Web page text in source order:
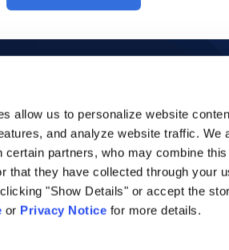
allow us to personalize website
and analyze website traffic. We
partners, who may combine
that they have collected through your
"Show Details" or accept the
or Privacy Notice for more details.
UTrakk. Tous droits réservés.
Avis relatif à la